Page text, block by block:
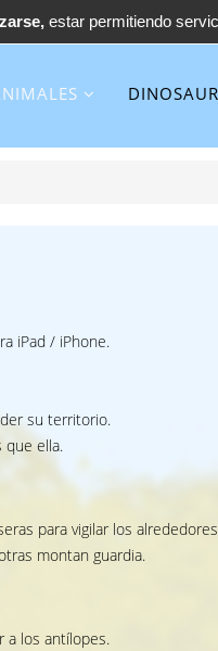
iPad / iPhone.
su territorio.
que ella.
para vigilar los
montan guardia.
a los antílopes.
estar permitiendo